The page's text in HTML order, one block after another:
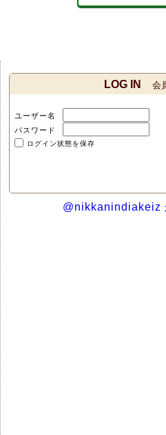
LOG IN 会
ユーザー名
パスワード
ログイン状態を保存
@nikkanindiakeiz